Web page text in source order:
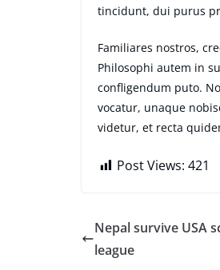
tincidunt, dui purus
Familiares nostros,
Philosophi autem in
confligendum puto.
vocatur, unaque
videtur, et recta
Post Views: 421
Nepal survive USA
league